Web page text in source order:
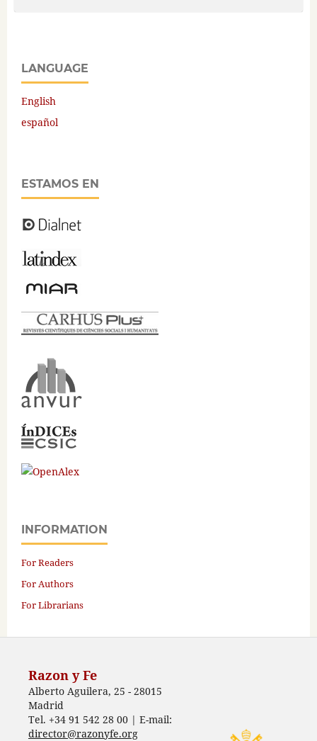
LANGUAGE
English
español
ESTAMOS EN
INFORMATION
For Readers
For Authors
For Librarians
Razon y Fe
Alberto Aguilera, 25 - 28015
Madrid
Tel. +34 91 542 28 00 | E-mail:
director@razonyfe.org